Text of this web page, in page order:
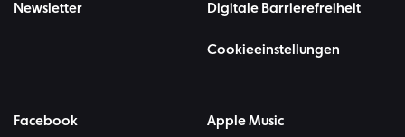
Newsletter Digitale Barrierefreiheit
Cookieeinstellungen
Facebook Apple Music